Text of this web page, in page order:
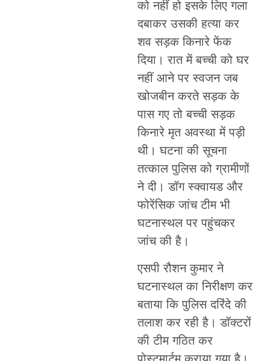
को नहीं हो इसके लिए गला
दबाकर उसकी हत्या कर
शव सड़क किनारे फेंक
दिया। रात में बच्ची को घर
नहीं आने पर स्वजन जब
खोजबीन करते सड़क के
पास गए तो बच्ची सड़क
किनारे मृत अवस्था में पड़ी
थी। घटना की सूचना
तत्काल पुलिस को ग्रामीणों
ने दी। डॉग स्क्वायड और
फोरेंसिक जांच टीम भी
घटनास्थल पर पहुंचकर
जांच की है।
एसपी रौशन कुमार ने
घटनास्थल का निरीक्षण कर
बताया कि पुलिस दरिंदे की
तलाश कर रही है। डॉक्टरों
की टीम गठित कर